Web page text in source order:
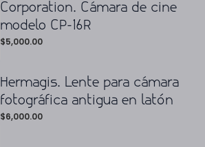
Corporation. Cámara de cine
modelo CP-16R
$5,000.00
Hermagis. Lente para cámara
fotográfica antigua en latón
$6,000.00